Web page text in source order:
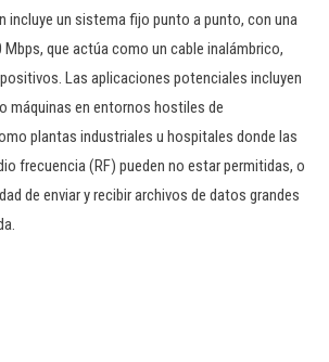
incluye un sistema fijo punto a punto, con una
que actúa como un cable inalámbrico,
Las aplicaciones potenciales incluyen
máquinas en entornos hostiles de
plantas industriales u hospitales donde las
frecuencia (RF) pueden no estar permitidas, o
de enviar y recibir archivos de datos grandes